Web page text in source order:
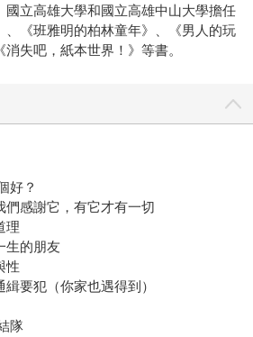
國立高雄大學和國立高雄中山大學擔任
、《班雅明的柏林童年》、《男人的玩
失吧，紙本世界！》等書。
好？
感謝它，有它才有一切
理
生的朋友
性
要犯（你家也遇得到）
隊